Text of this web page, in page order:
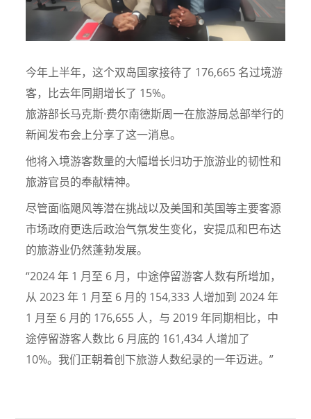
今年上半年，这个双岛国家接待了 176,665 名过境游
客，比去年同期增长了 15%。
旅游部长马克斯·费尔南德斯周一在旅游局总部举行的
新闻发布会上分享了这一消息。
他将入境游客数量的大幅增长归功于旅游业的韧性和
旅游官员的奉献精神。
尽管面临飓风等潜在挑战以及美国和英国等主要客源
市场政府更迭后政治气氛发生变化，安提瓜和巴布达
的旅游业仍然蓬勃发展。
“2024 年 1 月至 6 月，中途停留游客人数有所增加，
从 2023 年 1 月至 6 月的 154,333 人增加到 2024 年
1 月至 6 月的 176,655 人，与 2019 年同期相比，中
途停留游客人数比 6 月底的 161,434 人增加了
10%。我们正朝着创下旅游人数纪录的一年迈进。”